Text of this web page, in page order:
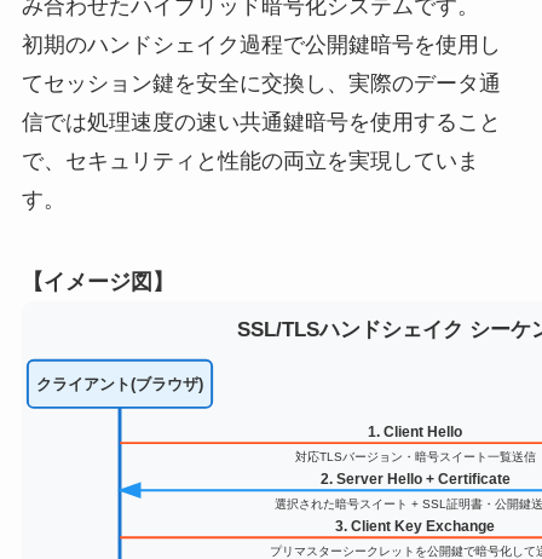
み合わせたハイブリッド暗号化システムです。
初期のハンドシェイク過程で公開鍵暗号を使用し
てセッション鍵を安全に交換し、実際のデータ通
信では処理速度の速い共通鍵暗号を使用すること
で、セキュリティと性能の両立を実現していま
す。
【イメージ図】
SSL/TLSハンドシェイク シーケ
クライアント(ブラウザ)
1. Client Hello
対応TLSバージョン・暗号スイート一覧送信
2. Server Hello + Certificate
選択された暗号スイート + SSL証明書・公開鍵
3. Client Key Exchange
プリマスターシークレットを公開鍵で暗号化して